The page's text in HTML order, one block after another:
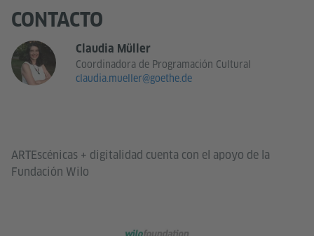
CONTACTO
Claudia Müller
Coordinadora de Programación Cultural
claudia.mueller@goethe.de
ARTEscénicas + digitalidad cuenta con el apoyo de la
Fundación Wilo